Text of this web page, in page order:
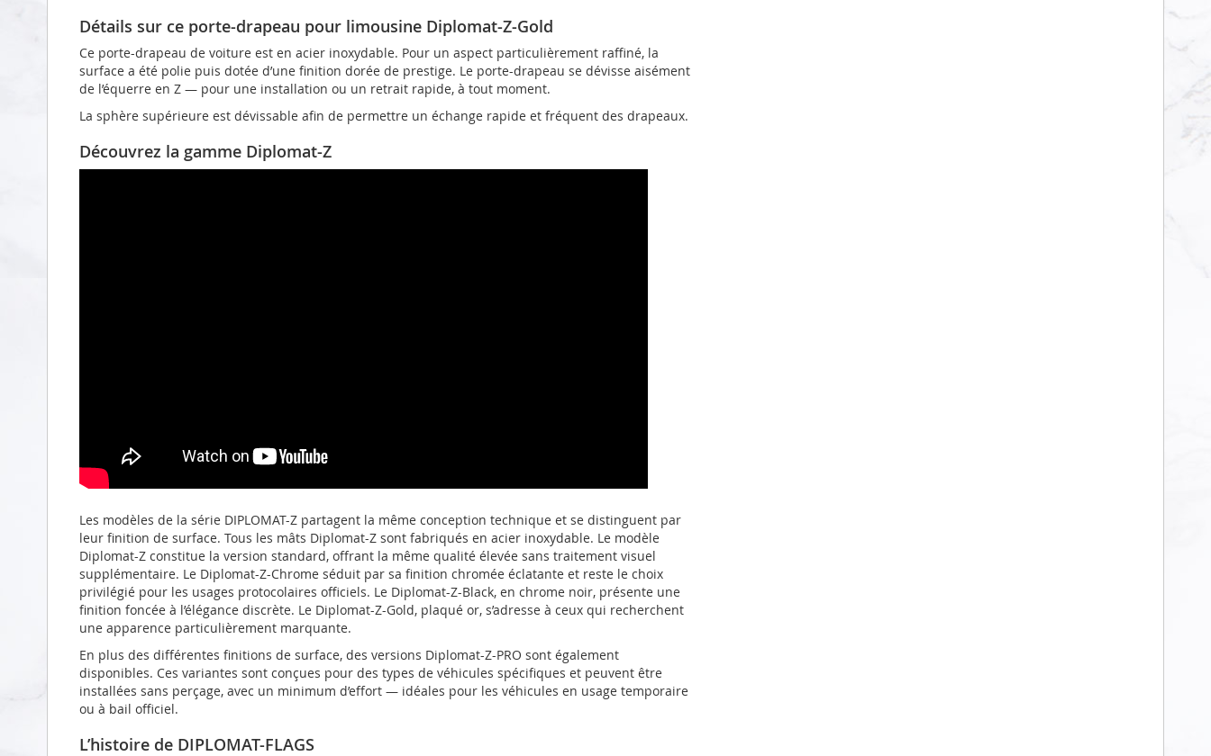
Détails sur ce porte-drapeau pour limousine Diplomat-Z-Gold
Ce porte-drapeau de voiture est en acier inoxydable. Pour un aspect particulièrement raffiné, la
surface a été polie puis dotée d’une finition dorée de prestige. Le porte-drapeau se dévisse aisément
de l’équerre en Z — pour une installation ou un retrait rapide, à tout moment.
La sphère supérieure est dévissable afin de permettre un échange rapide et fréquent des drapeaux.
Découvrez la gamme Diplomat-Z
Les modèles de la série DIPLOMAT-Z partagent la même conception technique et se distinguent par
leur finition de surface. Tous les mâts Diplomat-Z sont fabriqués en acier inoxydable. Le modèle
Diplomat-Z constitue la version standard, offrant la même qualité élevée sans traitement visuel
supplémentaire. Le Diplomat-Z-Chrome séduit par sa finition chromée éclatante et reste le choix
privilégié pour les usages protocolaires officiels. Le Diplomat-Z-Black, en chrome noir, présente une
finition foncée à l’élégance discrète. Le Diplomat-Z-Gold, plaqué or, s’adresse à ceux qui recherchent
une apparence particulièrement marquante.
En plus des différentes finitions de surface, des versions Diplomat-Z-PRO sont également
disponibles. Ces variantes sont conçues pour des types de véhicules spécifiques et peuvent être
installées sans perçage, avec un minimum d’effort — idéales pour les véhicules en usage temporaire
ou à bail officiel.
L’histoire de DIPLOMAT-FLAGS